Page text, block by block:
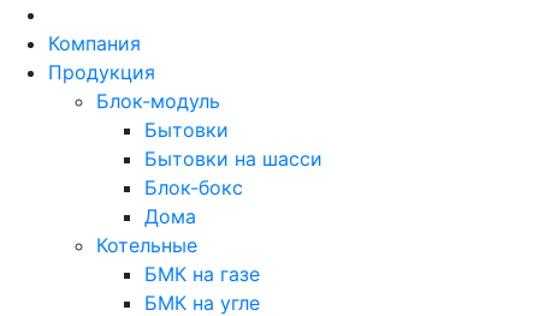
Skip
content
Компания
Продукция
Блок-модуль
Бытовки
Бытовки на шасси
Блок-бокс
Дома
Котельные
БМК на газе
БМК на угле